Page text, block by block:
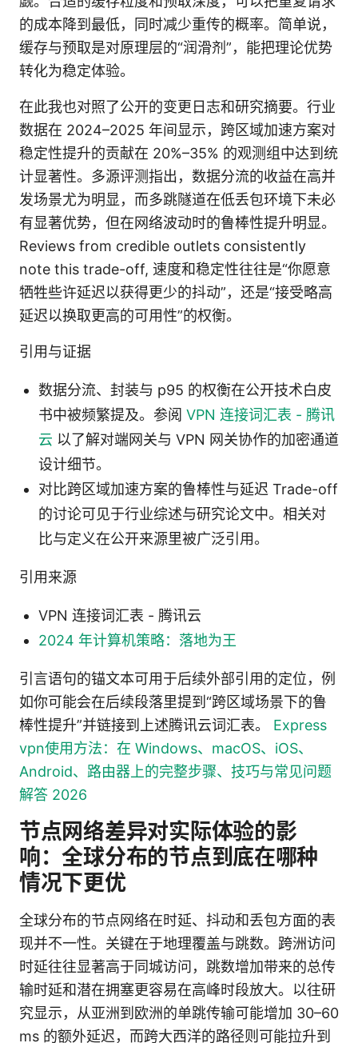
的成本降到最低，同时减少重传的概率。简单说，
缓存与预取是对原理层的“润滑剂”，能把理论优势
转化为稳定体验。
在此我也对照了公开的变更日志和研究摘要。行业
数据在 2024–2025 年间显示，跨区域加速方案对
稳定性提升的贡献在 20%–35% 的观测组中达到统
计显著性。多源评测指出，数据分流的收益在高并
发场景尤为明显，而多跳隧道在低丢包环境下未必
有显著优势，但在网络波动时的鲁棒性提升明显。
Reviews from credible outlets consistently
note this trade-off, 速度和稳定性往往是“你愿意
牺牲些许延迟以获得更少的抖动”，还是“接受略高
延迟以换取更高的可用性”的权衡。
引用与证据
数据分流、封装与 p95 的权衡在公开技术白皮
书中被频繁提及。参阅 VPN 连接词汇表 - 腾讯
云 以了解对端网关与 VPN 网关协作的加密通道
设计细节。
对比跨区域加速方案的鲁棒性与延迟 Trade-off
的讨论可见于行业综述与研究论文中。相关对
比与定义在公开来源里被广泛引用。
引用来源
VPN 连接词汇表 - 腾讯云
2024 年计算机策略：落地为王
引言语句的锚文本可用于后续外部引用的定位，例
如你可能会在后续段落里提到“跨区域场景下的鲁
棒性提升”并链接到上述腾讯云词汇表。 Express
vpn使用方法：在 Windows、macOS、iOS、
Android、路由器上的完整步骤、技巧与常见问题
解答 2026
节点网络差异对实际体验的影
响：全球分布的节点到底在哪种
情况下更优
全球分布的节点网络在时延、抖动和丢包方面的表
现并不一性。关键在于地理覆盖与跳数。跨洲访问
时延往往显著高于同城访问，跳数增加带来的总传
输时延和潜在拥塞更容易在高峰时段放大。以往研
究显示，从亚洲到欧洲的单跳传输可能增加 30–60
ms 的额外延迟，而跨大西洋的路径则可能拉升到